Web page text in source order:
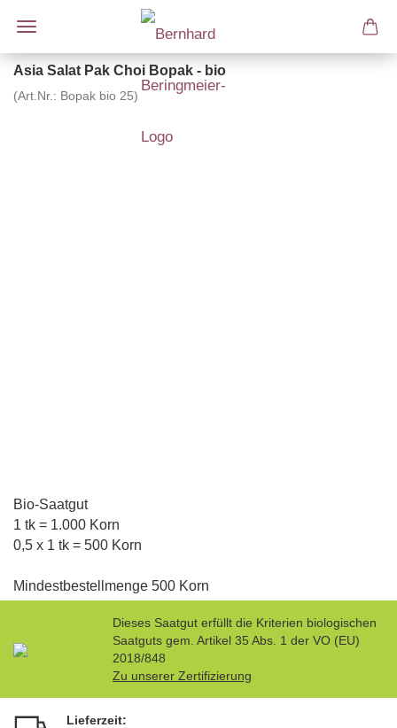
Asia Salat Pak Choi Bopak - bio
(Art.Nr.: Bopak bio 25)
Bio-Saatgut
1 tk = 1.000 Korn
0,5 x 1 tk = 500 Korn
​Mindestbestellmenge 500 Korn
Dieses Saatgut erfüllt die Kriterien biologischen
Saatguts gem. Artikel 35 Abs. 1 der VO (EU)
2018/848
Zu unserer Zertifizierung
Lieferzeit: